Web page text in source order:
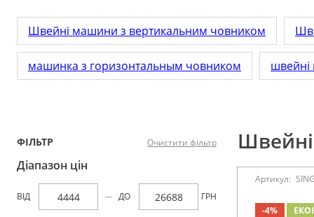
Швейні машини з вертикальним човником
машинка з горизонтальным човником
ФІЛЬТР Очистити фільтр
Діапазон цін
ВІД ДО ГРН
Артикул:
-4%